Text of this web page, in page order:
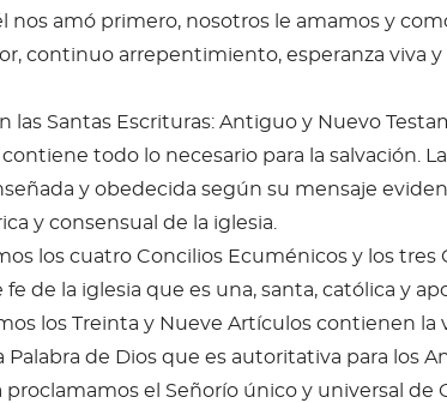
nos amó primero, nosotros le amamos y
continuo arrepentimiento, esperanza viva y
las Santas Escrituras: Antiguo y Nuevo
todo lo necesario para la salvación.
y obedecida según su mensaje
y consensual de la iglesia.
los cuatro Concilios Ecuménicos y los
fe de la iglesia que es una, santa, católica y
los Treinta y Nueve Artículos contienen la
Palabra de Dios que es autoritativa para los
proclamamos el Señorío único y universal de